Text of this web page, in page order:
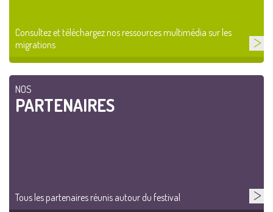
Consultez et téléchargez nos ressources multimédia sur les
migrations
NOS
PARTENAIRES
Tous les partenaires réunis autour du festival